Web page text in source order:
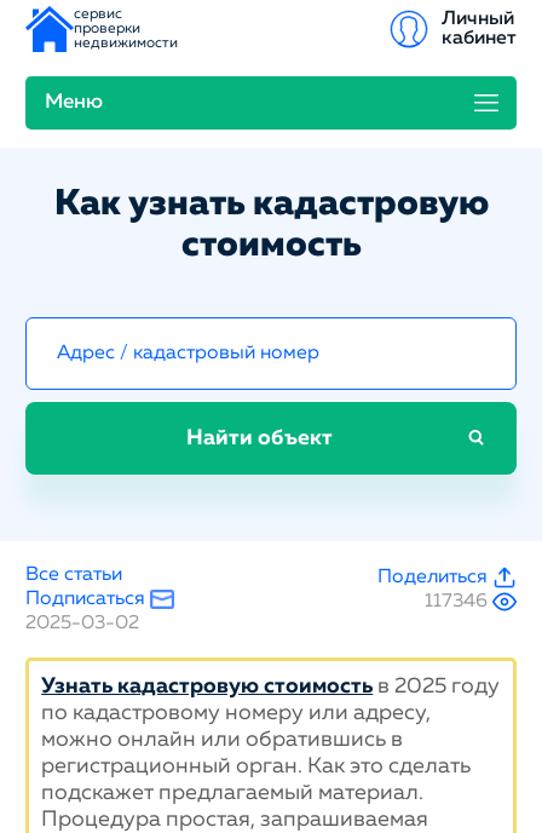
сервис
проверки
недвижимости
Меню
Личный
кабинет
Как узнать кадастровую
стоимость
Найти объект
Все статьи
Поделиться
Подписаться
117346
2025-03-02
Узнать кадастровую стоимость в 2025 году
по кадастровому номеру или адресу,
можно онлайн или обратившись в
регистрационный орган. Как это сделать
подскажет предлагаемый материал.
Процедура простая, запрашиваемая